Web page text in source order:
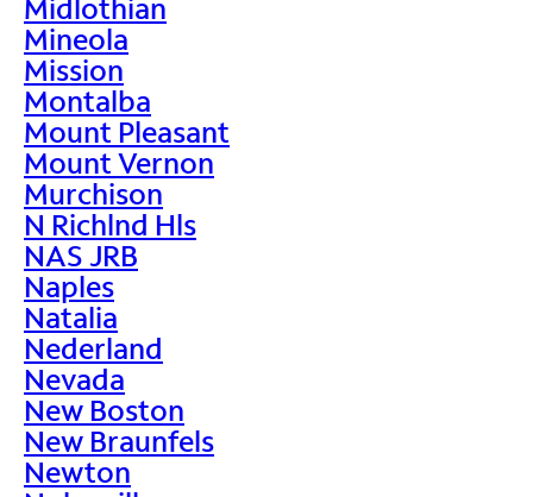
Midlothian
Mineola
Mission
Montalba
Mount Pleasant
Mount Vernon
Murchison
N Richlnd Hls
NAS JRB
Naples
Natalia
Nederland
Nevada
New Boston
New Braunfels
Newton